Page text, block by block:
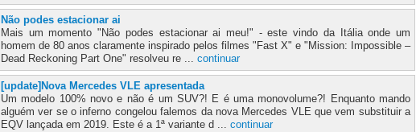
Não podes estacionar ai
Mais um momento "Não podes estacionar ai meu!" - este vindo da Itália onde um
homem de 80 anos claramente inspirado pelos filmes "Fast X" e "Mission: Impossible –
Dead Reckoning Part One" resolveu re ... continuar
[update]Nova Mercedes VLE apresentada
Um modelo 100% novo e não é um SUV?! E é uma monovolume?! Enquanto mando
alguém ver se o inferno congelou falemos da nova Mercedes VLE que vem substituir a
EQV lançada em 2019. Este é a 1ª variante d ... continuar